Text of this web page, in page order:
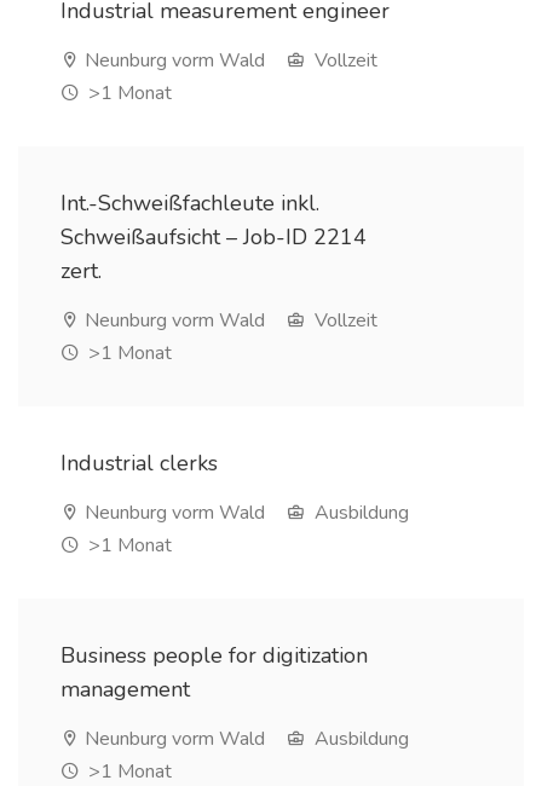
Industrial measurement engineer
Neunburg vorm Wald
Vollzeit
>1 Monat
Int.-Schweißfachleute inkl.
Schweißaufsicht – Job-ID 2214
zert.
Neunburg vorm Wald
Vollzeit
>1 Monat
Industrial clerks
Neunburg vorm Wald
Ausbildung
>1 Monat
Business people for digitization
management
Neunburg vorm Wald
Ausbildung
>1 Monat